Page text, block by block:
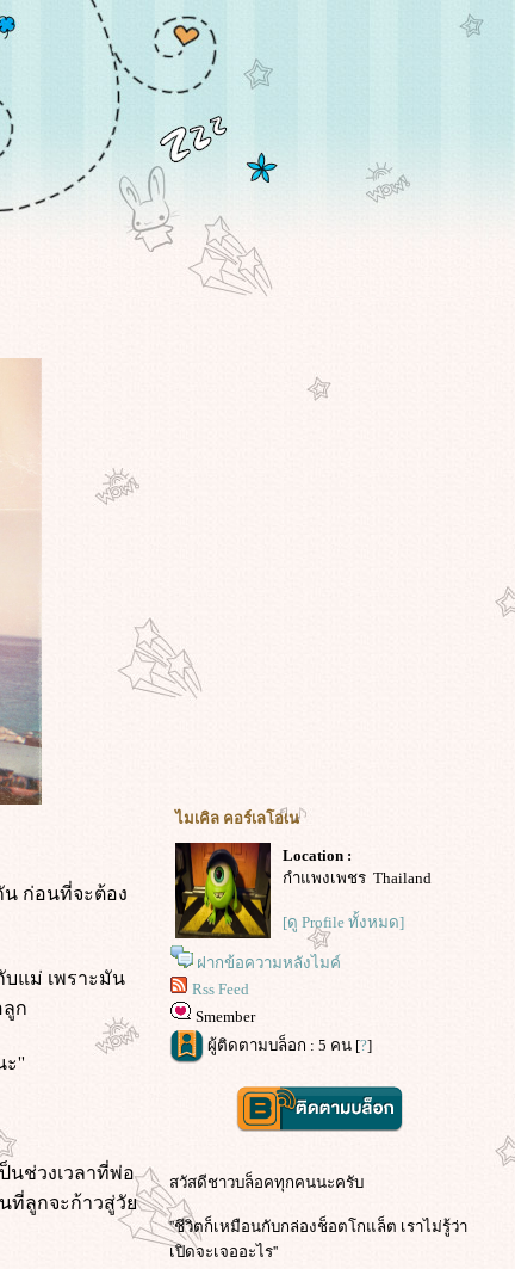
ก่อนที่จะต้อง
แม่ เพราะมัน
ก
ะ''
นช่วงเวลาที่พ่อ
นที่ลูกจะก้าวสู่วั
ไมเคิล คอร์เลโอเน
Location :
กำแพงเพชร Thailand
[ดู Profile ทั้งหมด]
ฝากข้อความหลังไมค์
Rss Feed
Smember
ผู้ติดตามบล็อก : 5 คน [?]
สวัสดีชาวบล็อคทุกคนนะครับ
''ชีวิตก็เหมือนกับกล่องช็อตโกแล็ต เราไม่รู้ว่า
เปิดจะเจออะไร''